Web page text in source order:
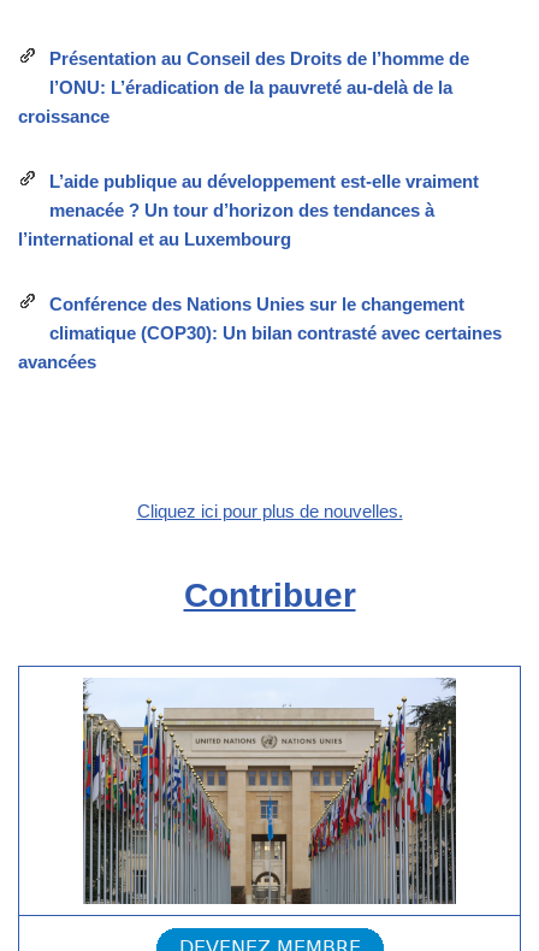
Présentation au Conseil des Droits de l’homme de
l’ONU: L’éradication de la pauvreté au-delà de la
croissance
L’aide publique au développement est-elle vraiment
menacée ? Un tour d’horizon des tendances à
l’international et au Luxembourg
Conférence des Nations Unies sur le changement
climatique (COP30): Un bilan contrasté avec certaines
avancées
Cliquez ici pour plus de nouvelles.
Contribuer